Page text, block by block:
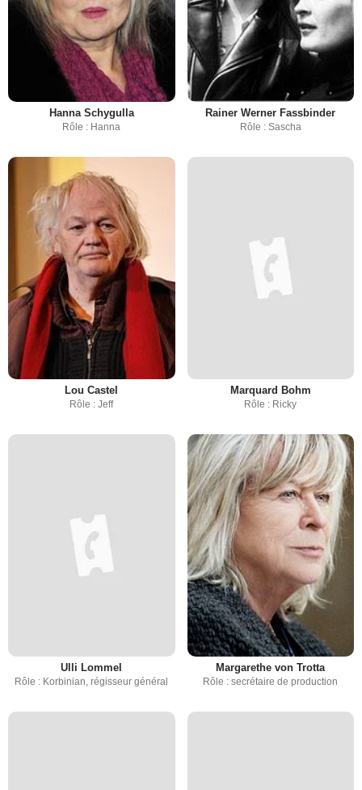
Hanna Schygulla
Rôle : Hanna
Rainer Werner Fassbinder
Rôle : Sascha
Lou Castel
Rôle : Jeff
Marquard Bohm
Rôle : Ricky
Ulli Lommel
Rôle : Korbinian, régisseur général
Margarethe von Trotta
Rôle : secrétaire de production